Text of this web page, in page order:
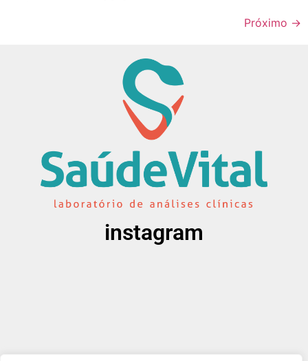
Próximo →
instagram